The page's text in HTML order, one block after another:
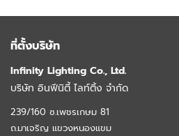
ที่ตั้งบริษัท
Infinity Lighting Co., Ltd.
บริษัท อินฟีนิตี้ ไลท์ติ้ง จำกัด
239/160 ซ.เพชรเกษม 81
ถ.มาเจริญ แขวงหนองแขม